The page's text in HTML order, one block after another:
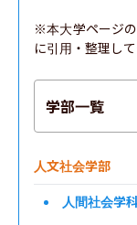
※本大学ページ
に引用・整理し
学部一覧
人文社会学部
人間社会学